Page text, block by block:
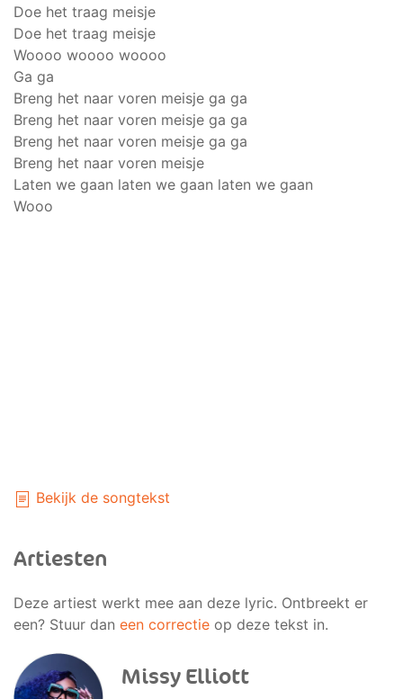
Doe het traag meisje
Doe het traag meisje
Woooo woooo woooo
Ga ga
Breng het naar voren meisje ga ga
Breng het naar voren meisje ga ga
Breng het naar voren meisje ga ga
Breng het naar voren meisje
Laten we gaan laten we gaan laten we gaan
Wooo
Bekijk de songtekst
Artiesten
Deze artiest werkt mee aan deze lyric. Ontbreekt er
een? Stuur dan een correctie op deze tekst in.
Missy Elliott